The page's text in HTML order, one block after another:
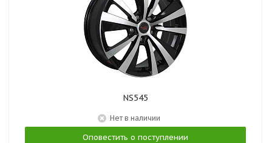
NS545
Нет в наличии
Оповестить о поступлении